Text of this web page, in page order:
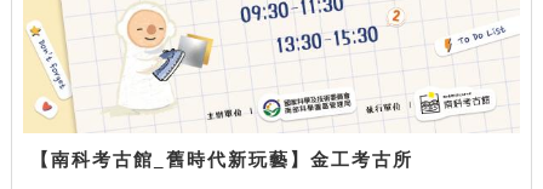
【南科考古館_舊時代新玩藝】金工考古所